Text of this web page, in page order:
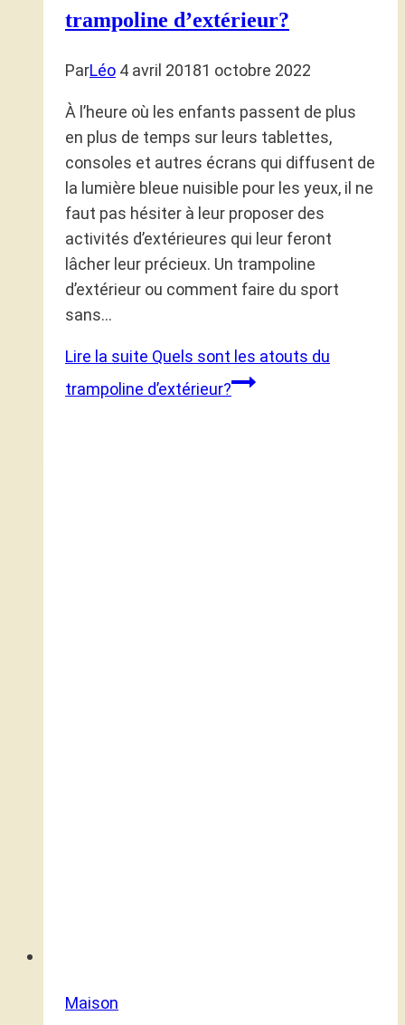
trampoline d’extérieur?
ParLéo 4 avril 20181 octobre 2022
À l’heure où les enfants passent de plus
en plus de temps sur leurs tablettes,
consoles et autres écrans qui diffusent de
la lumière bleue nuisible pour les yeux, il ne
faut pas hésiter à leur proposer des
activités d’extérieures qui leur feront
lâcher leur précieux. Un trampoline
d’extérieur ou comment faire du sport
sans…
Lire la suite Quels sont les atouts du
trampoline d’extérieur?
Maison